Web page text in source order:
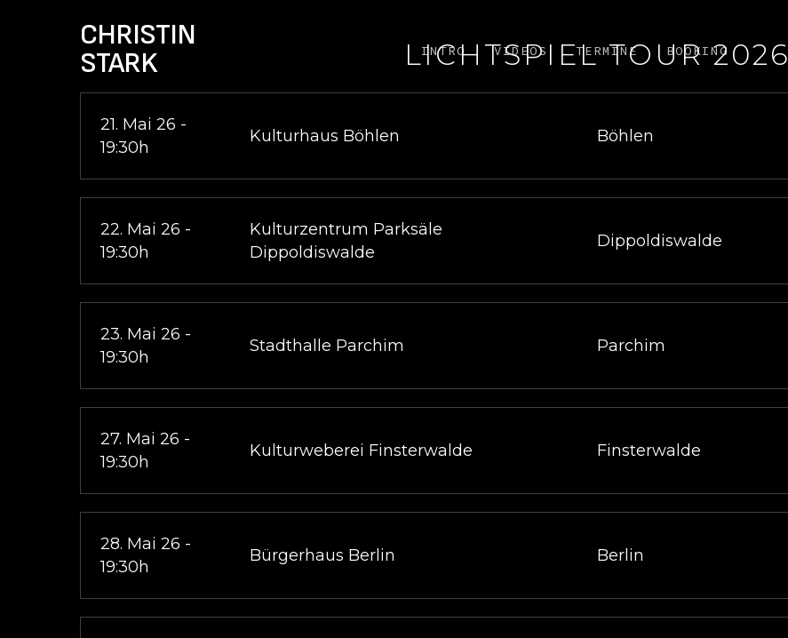
CHRISTIN
STARK
INTRO VIDEOS TERMINE BOOKING
LICHTSPIEL TOUR 2026
21. Mai 26 -
19:30h
Kulturhaus Böhlen Böhlen
22. Mai 26 -
19:30h
Kulturzentrum Parksäle
Dippoldiswalde
Dippoldiswalde
23. Mai 26 -
19:30h
Stadthalle Parchim Parchim
27. Mai 26 -
19:30h
Kulturweberei Finsterwalde Finsterwalde
28. Mai 26 -
19:30h
Bürgerhaus Berlin Berlin